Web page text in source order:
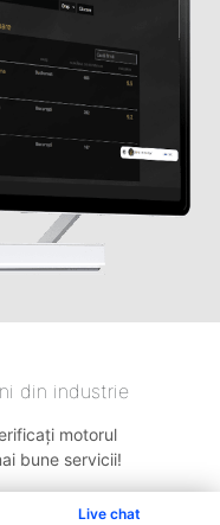
Live chat
din industrie
motorul
bune servicii!